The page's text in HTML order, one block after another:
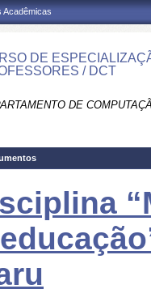
Acadêmicas
DE
/ DCT
DE